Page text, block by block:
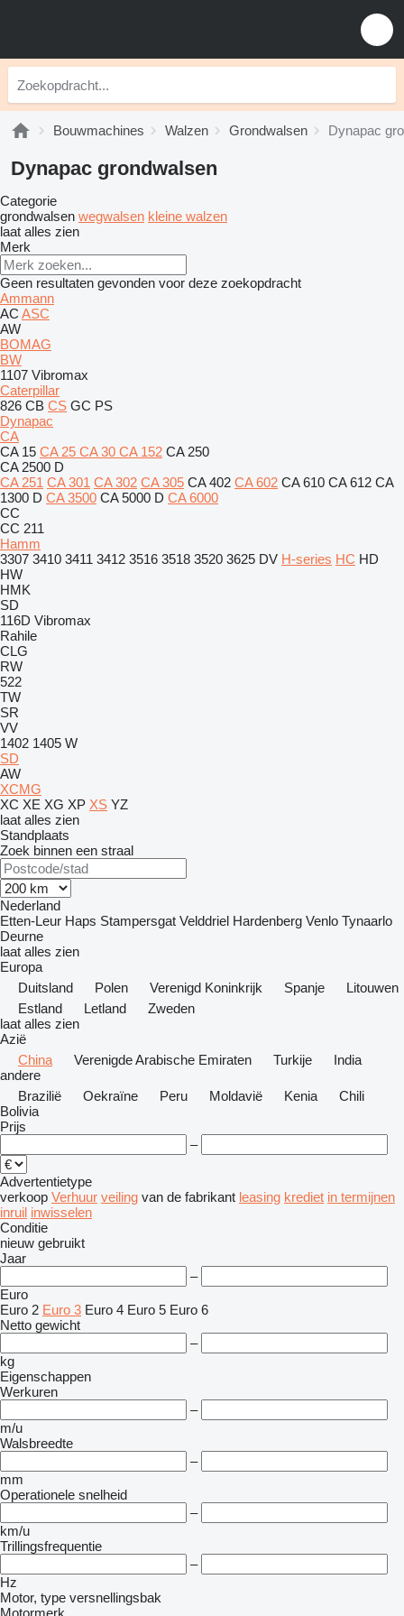
Bouwmachines Walzen Grondwalsen Dynapac
Dynapac grondwalsen
Categorie
grondwalsen wegwalsen kleine walzen
laat alles zien
Merk
Geen resultaten gevonden voor deze zoekopdracht
Ammann
AC ASC
AW
BOMAG
BW
1107 Vibromax
Caterpillar
826 CB CS GC PS
Dynapac
CA
CA 15 CA 25 CA 30 CA 152 CA 250
CA 2500 D
CA 251 CA 301 CA 302 CA 305 CA 402 CA 602 CA 610 CA 612 CA
1300 D CA 3500 CA 5000 D CA 6000
CC
CC 211
Hamm
3307 3410 3411 3412 3516 3518 3520 3625 DV H-series HC HD
HW
HMK
SD
116D Vibromax
Rahile
CLG
RW
522
TW
SR
VV
1402 1405 W
SD
AW
XCMG
XC XE XG XP XS YZ
laat alles zien
Standplaats
Zoek binnen een straal
Nederland
Etten-Leur Haps Stampersgat Velddriel Hardenberg Venlo Tynaarlo
Deurne
laat alles zien
Europa
Duitsland
Polen Verenigd Koninkrijk Spanje
Litouwen
Estland
Letland
Zweden
laat alles zien
Azië
China
Verenigde Arabische Emiraten Turkije
India
andere
Brazilië
Oekraïne Peru Moldavië Kenia
Chili
Bolivia
Prijs
–
Advertentietype
verkoop Verhuur veiling van de fabrikant leasing krediet in termijnen
inruil inwisselen
Conditie
nieuw gebruikt
Jaar
–
Euro
Euro 2 Euro 3 Euro 4 Euro 5 Euro 6
Netto gewicht
–
kg
Eigenschappen
Werkuren
–
m/u
Walsbreedte
–
mm
Operationele snelheid
–
km/u
Trillingsfrequentie
–
Hz
Motor, type versnellingsbak
Motormerk